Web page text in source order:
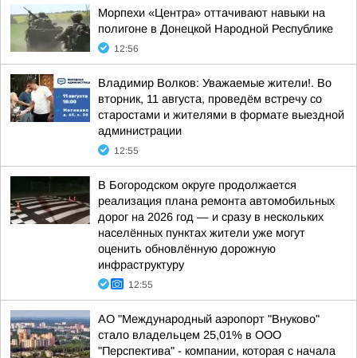
Морпехи «Центра» оттачивают навыки на
полигоне в Донецкой Народной Республике
12:56
Владимир Волков: Уважаемые жители!. Во
вторник, 11 августа, проведём встречу со
старостами и жителями в формате выездной
администрации
12:55
В Богородском округе продолжается
реализация плана ремонта автомобильных
дорог на 2026 год — и сразу в нескольких
населённых пунктах жители уже могут
оценить обновлённую дорожную
инфраструктуру
12:55
АО "Международный аэропорт "Внуково"
стало владельцем 25,01% в ООО
"Перспектива" - компании, которая с начала